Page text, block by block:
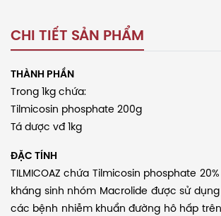
CHI TIẾT SẢN PHẨM
THÀNH PHẦN
Trong 1kg chứa:
Tilmicosin phosphate 200g
Tá dược vđ 1kg
ĐẶC TÍNH
TILMICOAZ chứa Tilmicosin phosphate
kháng sinh nhóm Macrolide được sử
các bệnh nhiễm khuẩn đường hô hấp